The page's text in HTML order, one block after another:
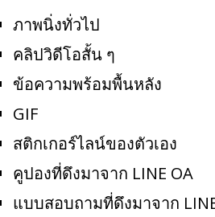
ภาพนิ่งทั่วไป
คลิปวิดีโอสั้น ๆ
ข้อความพร้อมพื้นหลัง
GIF
สติกเกอร์ไลน์ของตัวเอง
คูปองที่ดึงมาจาก LINE OA
แบบสอบถามที่ดึงมาจาก